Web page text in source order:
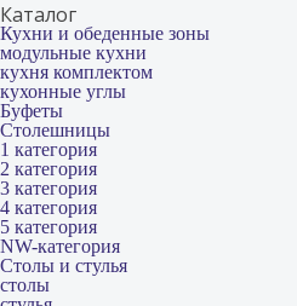
Каталог
Кухни и обеденные зоны
модульные кухни
кухня комплектом
кухонные углы
Буфеты
Столешницы
1 категория
2 категория
3 категория
4 категория
5 категория
NW-категория
Столы и стулья
столы